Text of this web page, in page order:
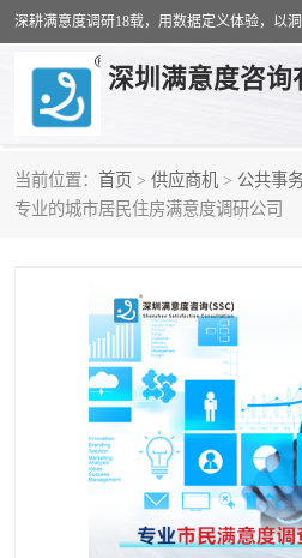
深圳满意度咨询
当前位置： 首页 > 供应商机 > 公共事
专业的城市居民住房满意度调研公司
物业满意度调查
公共事务满意度调查
营商环境满意度
服务满意度调查